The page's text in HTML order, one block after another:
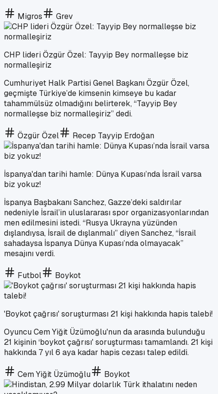
Migros Grev
CHP lideri Özgür Özel: Tayyip Bey normalleşse biz
normalleşiriz
Cumhuriyet Halk Partisi Genel Başkanı Özgür Özel,
geçmişte Türkiye’de kimsenin kimseye bu kadar
tahammülsüz olmadığını belirterek, “Tayyip Bey
normalleşse biz normalleşiriz” dedi.
Özgür Özel Recep Tayyip Erdoğan
İspanya'dan tarihi hamle: Dünya Kupası’nda İsrail varsa
biz yokuz!
İspanya Başbakanı Sanchez, Gazze’deki saldırılar
nedeniyle İsrail’in uluslararası spor organizasyonlarından
men edilmesini istedi. “Rusya Ukrayna yüzünden
dışlandıysa, İsrail de dışlanmalı” diyen Sanchez, “İsrail
sahadaysa İspanya Dünya Kupası’nda olmayacak”
mesajını verdi.
Futbol Boykot
'Boykot çağrısı' soruşturması 21 kişi hakkında hapis talebi!
Oyuncu Cem Yiğit Üzümoğlu'nun da arasında bulunduğu
21 kişinin ‘boykot çağrısı' soruşturması tamamlandı. 21 kişi
hakkında 7 yıl 6 aya kadar hapis cezası talep edildi.
Cem Yiğit Üzümoğlu Boykot